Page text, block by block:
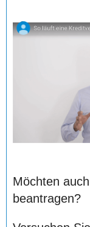
Möchten
beantragen?